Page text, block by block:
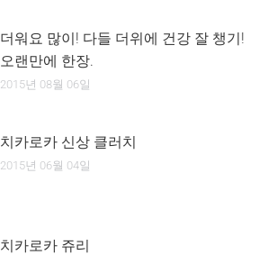
더워요 많이! 다들 더위에 건강 잘 챙기!
오랜만에 한장.
2015년 08월 06일
치카로카 신상 클러치
2015년 06월 04일
치카로카 쥬리